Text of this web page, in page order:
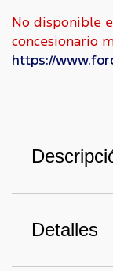
No disponible
concesionario
https://
Detalles